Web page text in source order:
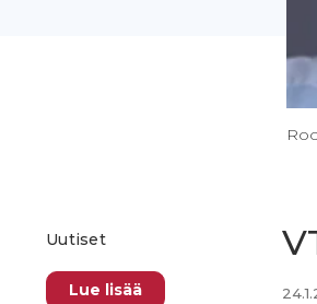
Uutiset
Lue lisää